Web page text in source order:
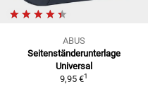
ABUS
Seitenständerunterlage
Universal
9,95 €1